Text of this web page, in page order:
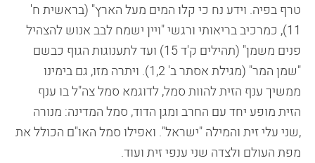
טרף בפיה. וידע נח כי קלו המים מעל הארץ" (בראשית ח'
11), כמרכיב בריאותי ורגשי "ויין ישמח לבב אנוש להצהיל
פנים משמן" (תהילים ק'ד 15) ועד לתענוגות הגוף כבשם
"שמן המר" (מגילת אסתר ב' 1,2). ויתרה מזו, גם בימינו
ממשיך ענף הזית להוות סמל, לדוגמא סמל צה"ל בו ענף
הזית מופע יחד עם החרב ומגן הדוד, סמל המדינה: מנורה
,שני עלי זית והמילה "ישראל". ואפילו סמל האו"ם הכולל את
מפת העולם ולצדה שני ענפי זית ועוד.